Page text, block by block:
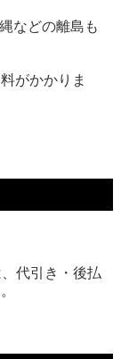
などの離島も
がかかりま
代引き・後払